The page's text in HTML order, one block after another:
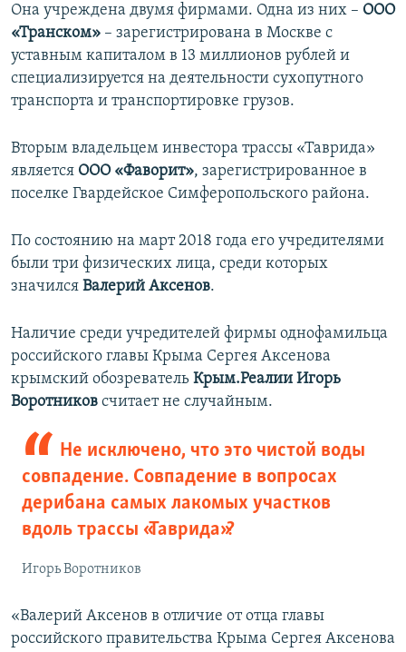
Она учреждена двумя фирмами. Одна из них – ООО
«Транском» – зарегистрирована в Москве с
уставным капиталом в 13 миллионов рублей и
специализируется на деятельности сухопутного
транспорта и транспортировке грузов.
Вторым владельцем инвестора трассы «Таврида»
является ООО «Фаворит», зарегистрированное в
поселке Гвардейское Симферопольского района.
По состоянию на март 2018 года его учредителями
были три физических лица, среди которых
значился Валерий Аксенов.
Наличие среди учредителей фирмы однофамильца
российского главы Крыма Сергея Аксенова
крымский обозреватель Крым.Реалии Игорь
Воротников считает не случайным.
Не исключено, что это чистой воды
совпадение. Совпадение в вопросах
дерибана самых лакомых участков
вдоль трассы «Таврида»?
Игорь Воротников
«Валерий Аксенов в отличие от отца главы
российского правительства Крыма Сергея Аксенова